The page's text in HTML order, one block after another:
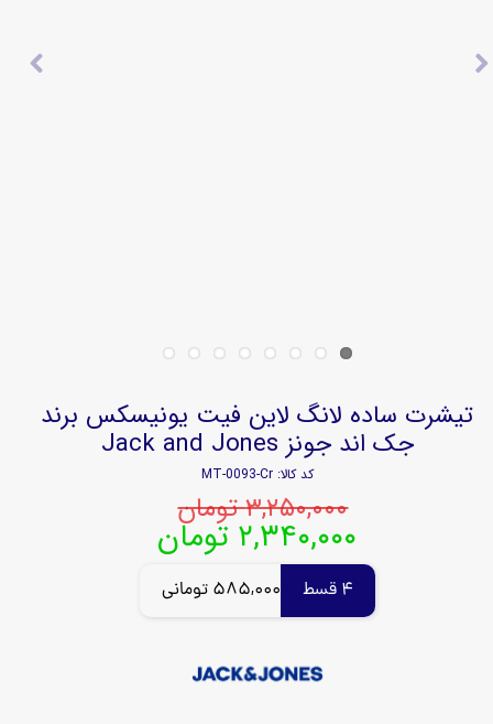
تیشرت ساده لانگ لاین فیت یونیسکس برند
جک اند جونز Jack and Jones
کد کالا: MT-0093-Cr
۳,۲۵۰,۰۰۰ تومان
۲,۳۴۰,۰۰۰ تومان
4 قسط 585,000 تومانی